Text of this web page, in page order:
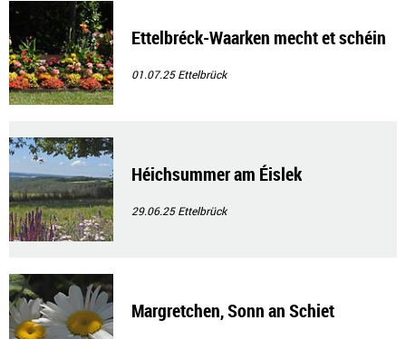
Ettelbréck-Waarken mecht et schéin
01.07.25Ettelbrück
Héichsummer am Éislek
29.06.25Ettelbrück
Margretchen, Sonn an Schiet